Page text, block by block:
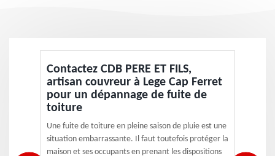
Contactez CDB PERE ET FILS,
artisan couvreur à Lege Cap Ferret
pour un dépannage de fuite de
toiture
Une fuite de toiture en pleine saison de pluie est une
situation embarrassante. Il faut toutefois protéger la
maison et ses occupants en prenant les dispositions